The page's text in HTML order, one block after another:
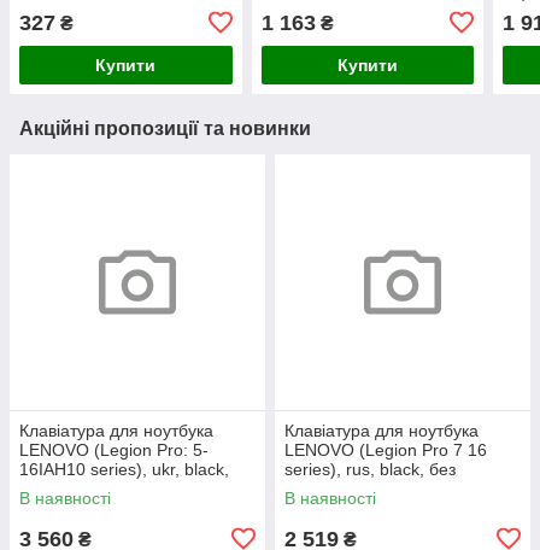
15IKB 330-15ICH 330-15
S145-15IWL (RU Gray)
327 ₴
Купити
14IKB, 720-15ISK (RU
Black з підсвіткою)
1 163₴
Купити
1
Акційні пропозиції та новинки
Клавіатура для ноутбука
LENOVO (Legion Pro: 5-
16IAH10 series), ukr, black,
без кадру, підсвічування
клавіш (RGB)
В наявності
3 560 ₴
Клавіатура для ноутбука
LENOVO (Legion Pro 7 16
series), rus, black, без
фрейма, підсвічування
клавіш (copilot)
В наявності
2 519 ₴